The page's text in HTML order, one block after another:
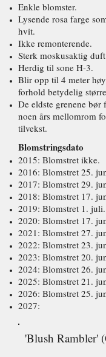
Enkle blomster.
Lysende rosa farge
hvit.
Ikke remonterende.
Sterk moskusaktig
Herdig til sone H-3.
Blir opp til 4 meter
forhold betydelig
De eldste grenene bør
noen års mellomrom
tilvekst.
Blomstringsdato
2015: Blomstret ikke.
2016: Blomstret 25.
2017: Blomstret 29.
2018: Blomstret 17.
2019: Blomstret 1. juli.
2020: Blomstret 17.
2021: Blomstret 27.
2022: Blomstret 23.
2023: Blomstret 20.
2024: Blomstret 26.
2025: Blomstret 21.
2026: Blomstret 25.
2027:
'Blush Rambler'